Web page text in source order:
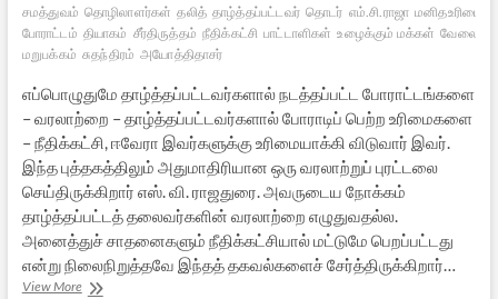
சமத்துவம் தொழிலாளர்கள் தலித் தாழ்த்தப்பட்டவர் தொடர் எம்.சி.ராஜா மனிதஉரிமை
போராட்டம் தியாகம் சீர்திருத்தம் நீதிக்கட்சி பாட்டாளிகள் உழைக்கும் மக்கள்
மறுபக்கம் சுதந்திரம் அயோத்திதாசர்
எப்பொழுதுமே தாழ்த்தப்பட்டவர்களால் நடத்தப்பட்ட போராட்டங்களை
– வரலாற்றை – தாழ்த்தப்பட்டவர்களால் போராடிப் பெற்ற உரிமைகளை
– நீதிக்கட்சி, ஈவேரா இவர்களுக்கு உரிமையாக்கி விடுவார் இவர்.
இந்த புத்தகத்திலும் அதுமாதிரியான ஒரு வரலாற்றுப் புரட்டலை
செய்திருக்கிறார் எஸ். வி. ராஜதுரை. அவருடைய நோக்கம்
தாழ்த்தப்பட்டத் தலைவர்களின் வரலாற்றை எழுதுவதல்ல.
அனைத்துச் சாதனைகளும் நீதிக்கட்சியால் மட்டுமே பெறப்பட்டது
என்று நிலைநிறுத்தவே இந்தத் தகவல்களைச் சேர்த்திருக்கிறார்…
View Moreநீதிக்கட்சியின்